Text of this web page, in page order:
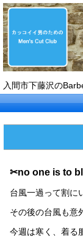
入間市下藤沢の
✂no one is to
台風一過って割に
その後の台風も意
今週は寒く、着る